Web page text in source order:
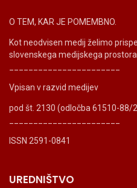
O TEM, KAR JE POMEMBNO.
Kot neodvisen medij želimo
slovenskega medijskega prostora.
Vpisan v razvid medijev
pod št. 2130 (odločba 61510-88/
ISSN 2591-0841
UREDNIŠTVO